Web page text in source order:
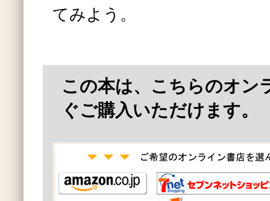
てみよう。
この本は、こちらのオン
ぐご購入いただけます。